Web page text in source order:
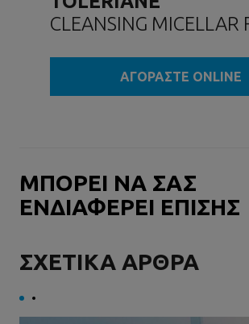
CLEANSING MICELLAR
ΝΕΡΟ ΚΑΘΑΡΙΣΜΟΥ
ΠΡΟΣΩΠΟΥ
ΑΓΟΡΑΣΤΕ ONLINE
ΜΠΟΡΕΙ ΝΑ ΣΑΣ
ΕΝΔΙΑΦΕΡΕΙ ΕΠΙΣΗΣ
ΣΧΕΤΙΚΑ ΑΡΘΡΑ